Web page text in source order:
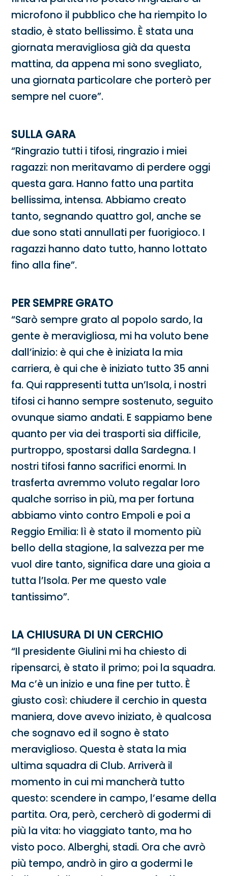
microfono il pubblico che ha riempito lo
stadio, è stato bellissimo. È stata una
giornata meravigliosa già da questa
mattina, da appena mi sono svegliato,
una giornata particolare che porterò per
sempre nel cuore”.
SULLA GARA
“Ringrazio tutti i tifosi, ringrazio i miei
ragazzi: non meritavamo di perdere oggi
questa gara. Hanno fatto una partita
bellissima, intensa. Abbiamo creato
tanto, segnando quattro gol, anche se
due sono stati annullati per fuorigioco. I
ragazzi hanno dato tutto, hanno lottato
fino alla fine”.
PER SEMPRE GRATO
“Sarò sempre grato al popolo sardo, la
gente è meravigliosa, mi ha voluto bene
dall’inizio: è qui che è iniziata la mia
carriera, è qui che è iniziato tutto 35 anni
fa. Qui rappresenti tutta un’Isola, i nostri
tifosi ci hanno sempre sostenuto, seguito
ovunque siamo andati. E sappiamo bene
quanto per via dei trasporti sia difficile,
purtroppo, spostarsi dalla Sardegna. I
nostri tifosi fanno sacrifici enormi. In
trasferta avremmo voluto regalar loro
qualche sorriso in più, ma per fortuna
abbiamo vinto contro Empoli e poi a
Reggio Emilia: lì è stato il momento più
bello della stagione, la salvezza per me
vuol dire tanto, significa dare una gioia a
tutta l’Isola. Per me questo vale
tantissimo”.
LA CHIUSURA DI UN CERCHIO
“Il presidente Giulini mi ha chiesto di
ripensarci, è stato il primo; poi la squadra.
Ma c’è un inizio e una fine per tutto. È
giusto così: chiudere il cerchio in questa
maniera, dove avevo iniziato, è qualcosa
che sognavo ed il sogno è stato
meraviglioso. Questa è stata la mia
ultima squadra di Club. Arriverà il
momento in cui mi mancherà tutto
questo: scendere in campo, l’esame della
partita. Ora, però, cercherò di godermi di
più la vita: ho viaggiato tanto, ma ho
visto poco. Alberghi, stadi. Ora che avrò
più tempo, andrò in giro a godermi le